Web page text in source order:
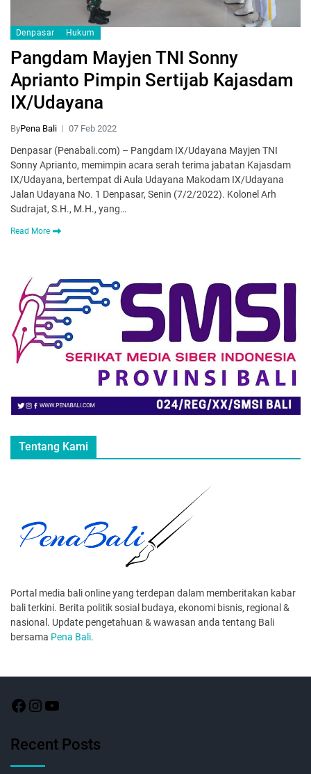
Denpasar Hukum
Pangdam Mayjen TNI Sonny
Aprianto Pimpin Sertijab Kajasdam
IX/Udayana
ByPena Bali 07 Feb 2022
Denpasar (Penabali.com) – Pangdam IX/Udayana Mayjen TNI
Sonny Aprianto, memimpin acara serah terima jabatan Kajasdam
IX/Udayana, bertempat di Aula Udayana Makodam IX/Udayana
Jalan Udayana No. 1 Denpasar, Senin (7/2/2022). Kolonel Arh
Sudrajat, S.H., M.H., yang…
Read More
Tentang Kami
Portal media bali online yang terdepan dalam memberitakan kabar
bali terkini. Berita politik sosial budaya, ekonomi bisnis, regional &
nasional. Update pengetahuan & wawasan anda tentang Bali
bersama Pena Bali.
Recent Posts